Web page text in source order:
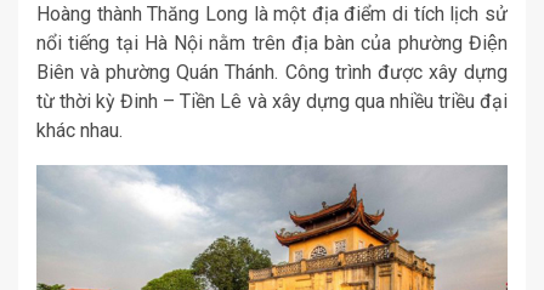
Hoàng thành Thăng Long là một địa điểm di tích lịch sử
nổi tiếng tại Hà Nội nằm trên địa bàn của phường Điện
Biên và phường Quán Thánh. Công trình được xây dựng
từ thời kỳ Đinh – Tiền Lê và xây dựng qua nhiều triều đại
khác nhau.